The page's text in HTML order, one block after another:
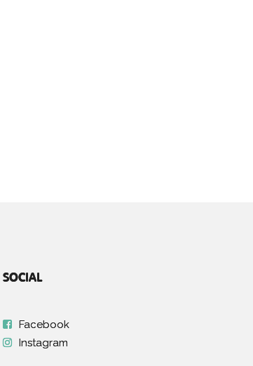
SOCIAL
Facebook
Instagram